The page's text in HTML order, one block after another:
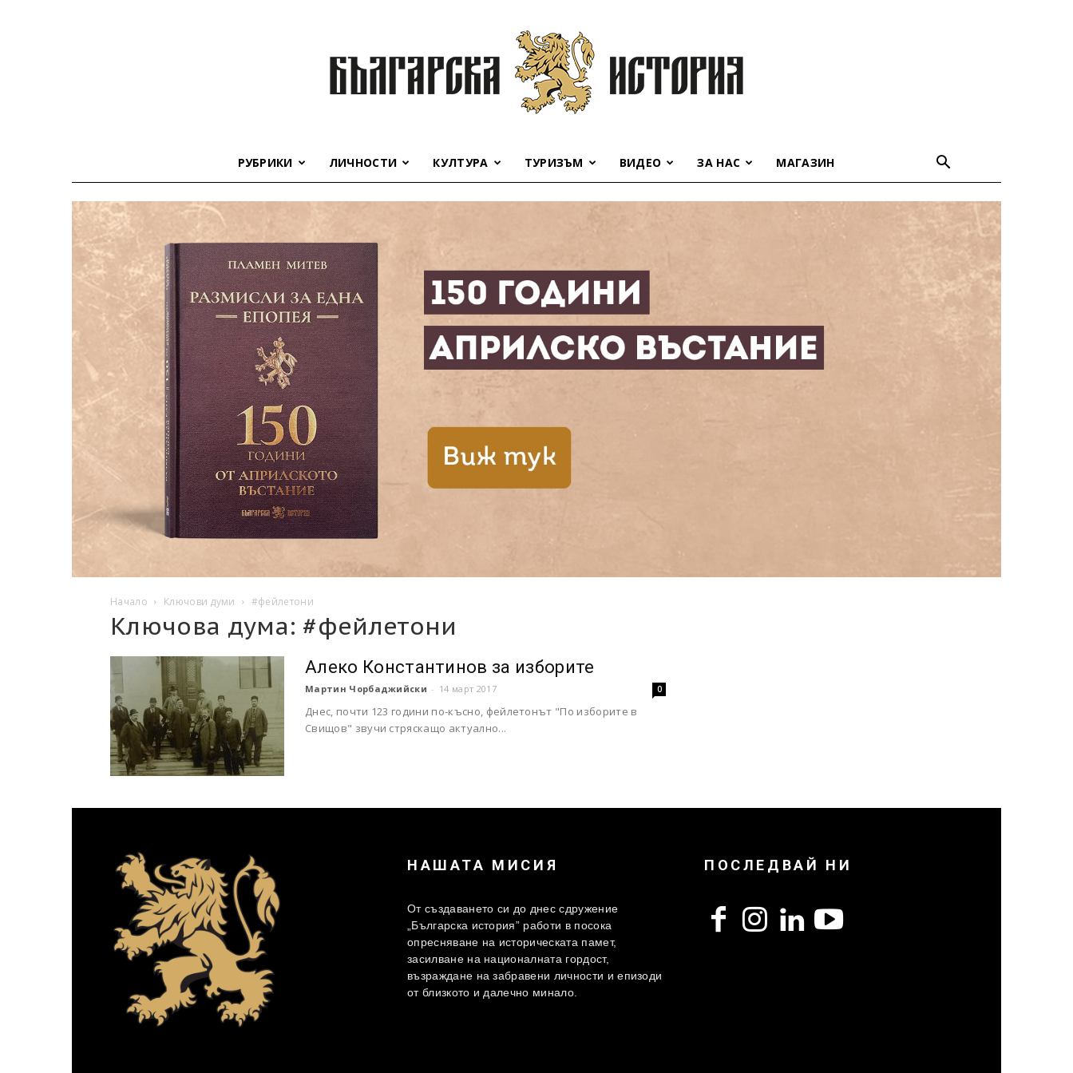
история
РУБРИКИ ЛИЧНОСТИ КУЛТУРА ТУРИЗЪМ ВИДЕО ЗА НАС МАГАЗИН
Начало Ключови думи #фейлетони
Ключова дума: #фейлетони
Алеко Константинов за изборите
Мартин Чорбаджийски - 14 март 2017 0
Днес, почти 123 години по-късно, фейлетонът "По изборите в
Свищов" звучи стряскащо актуално...
НАШАТА МИСИЯ
От създаването си до днес сдружение
„Българска история” работи в посока
опресняване на историческата памет,
засилване на националната гордост,
възраждане на забравени личности и епизоди
от близкото и далечно минало.
ПОСЛЕДВАЙ НИ